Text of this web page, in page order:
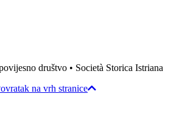
društvo • Società Storica Istriana
na vrh stranice